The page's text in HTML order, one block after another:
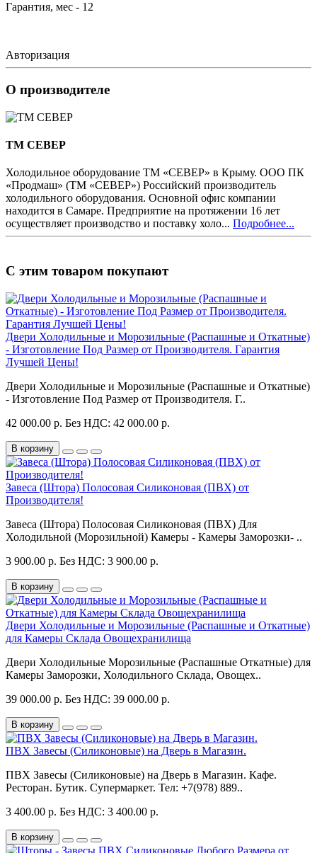
Гарантия, мес - 12
Авторизация
О производителе
ТМ СЕВЕР
Холодильное оборудование ТМ «СЕВЕР» в Крыму. ООО ПК
«Продмаш» (ТМ «СЕВЕР») Российский производитель
холодильного оборудования. Основной офис компании
находится в Самаре. Предприятие на протяжении 16 лет
осуществляет производство и поставку холо... Подробнее...
С этим товаром покупают
Двери Холодильные и Морозильные (Распашные и Откатные)
- Изготовление Под Размер от Производителя. Гарантия
Лучшей Цены!
Двери Холодильные и Морозильные (Распашные и Откатные)
- Изготовление Под Размер от Производителя. Г..
42 000.00 р. Без НДС: 42 000.00 р.
В корзину
Завеса (Штора) Полосовая Силиконовая (ПВХ) от
Производителя!
Завеса (Штора) Полосовая Силиконовая (ПВХ) Для
Холодильной (Морозильной) Камеры - Камеры Заморозки- ..
3 900.00 р. Без НДС: 3 900.00 р.
В корзину
Двери Холодильные и Морозильные (Распашные и Откатные)
для Камеры Склада Овощехранилища
Двери Холодильные Морозильные (Распашные Откатные) для
Камеры Заморозки, Холодильного Склада, Овощех..
39 000.00 р. Без НДС: 39 000.00 р.
В корзину
ПВХ Завесы (Силиконовые) на Дверь в Магазин.
ПВХ Завесы (Силиконовые) на Дверь в Магазин. Кафе.
Ресторан. Бутик. Супермаркет. Тел: +7(978) 889..
3 400.00 р. Без НДС: 3 400.00 р.
В корзину